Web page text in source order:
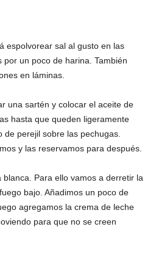
espolvorear sal al gusto en las
un poco de harina. También
en láminas.
una sartén y colocar el aceite de
hasta que queden ligeramente
perejil sobre las pechugas.
y las reservamos para después.
Para ello vamos a derretir la
bajo. Añadimos un poco de
agregamos la crema de leche
para que no se creen